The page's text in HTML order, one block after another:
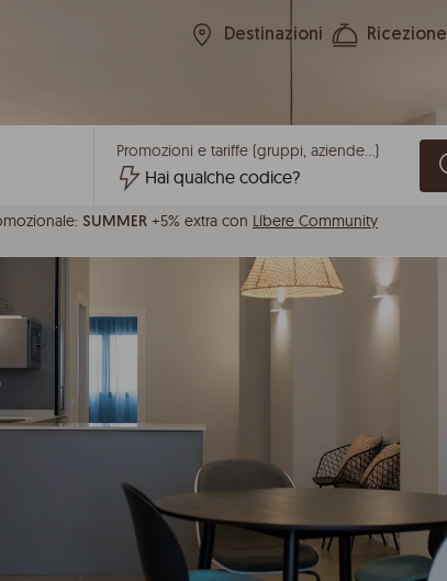
Promozioni e tariffe (gruppi, aziende...)
SUMMER +5% extra con Líbere Community
Destinazioni Ricezione